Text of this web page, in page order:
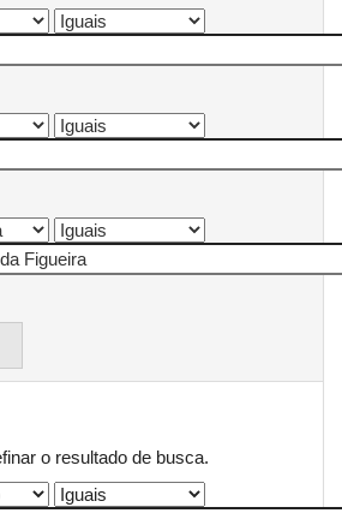
o resultado de busca.